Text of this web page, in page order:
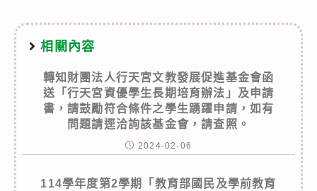
相關內容
轉知財團法人行天宮文教發展促進基金會函
送「行天宮資優學生長期培育辦法」及申請
書，請鼓勵符合條件之學生踴躍申請，如有
問題請逕洽詢該基金會，請查照。
2024-02-06
114學年度第2學期「教育部國民及學前教育